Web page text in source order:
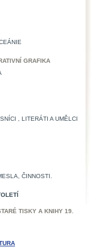
GRAFIKA
, LITERÁTI A UMĚLCI
ČINNOSTI.
TISKY A KNIHY 19.